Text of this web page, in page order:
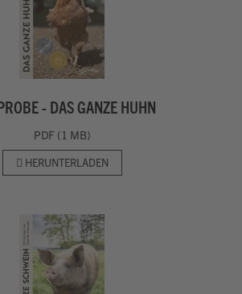
- DAS GANZE HUHN
PDF (1 MB)
HERUNTERLADEN